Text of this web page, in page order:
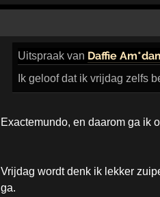
Uitspraakvan Daffie
Ik geloof dat ik vrijdag zelfs
Exactemundo, en daarom ga ik
Vrijdag wordt denk ik lekker
ga.